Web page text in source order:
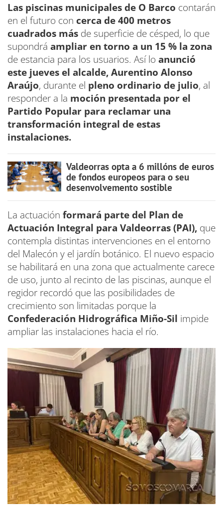
Las piscinas municipales de O Barco contarán
en el futuro con cerca de 400 metros
cuadrados más de superficie de césped, lo que
supondrá ampliar en torno a un 15 % la zona
de estancia para los usuarios. Así lo anunció
este jueves el alcalde, Aurentino Alonso
Araújo, durante el pleno ordinario de julio, al
responder a la moción presentada por el
Partido Popular para reclamar una
transformación integral de estas
instalaciones.
Valdeorras opta a 6 millóns de euros
de fondos europeos para o seu
desenvolvemento sostible
La actuación formará parte del Plan de
Actuación Integral para Valdeorras (PAI), que
contempla distintas intervenciones en el entorno
del Malecón y el jardín botánico. El nuevo espacio
se habilitará en una zona que actualmente carece
de uso, junto al recinto de las piscinas, aunque el
regidor recordó que las posibilidades de
crecimiento son limitadas porque la
Confederación Hidrográfica Miño-Sil impide
ampliar las instalaciones hacia el río.